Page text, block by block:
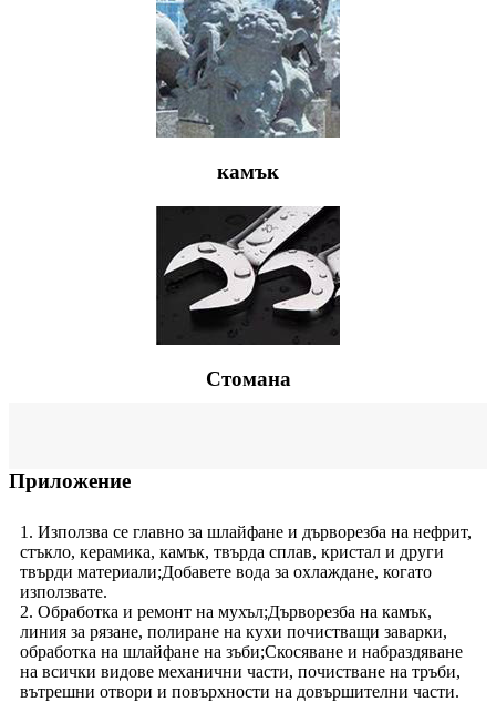
камък
Стомана
Приложение
1. Използва се главно за шлайфане и дърворезба на нефрит,
стъкло, керамика, камък, твърда сплав, кристал и други
твърди материали;Добавете вода за охлаждане, когато
използвате.
2. Обработка и ремонт на мухъл;Дърворезба на камък,
линия за рязане, полиране на кухи почистващи заварки,
обработка на шлайфане на зъби;Скосяване и набраздяване
на всички видове механични части, почистване на тръби,
вътрешни отвори и повърхности на довършителни части.